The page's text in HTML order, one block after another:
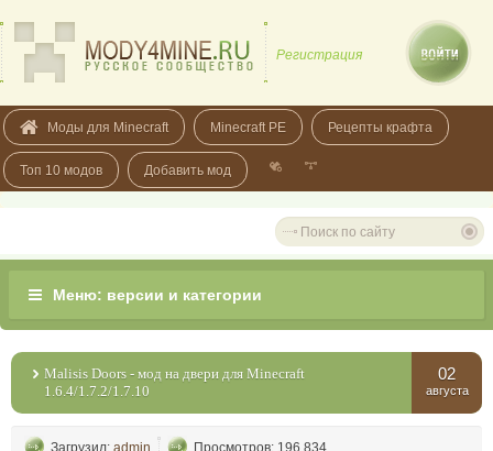
Регистрация
Моды для Minecraft Minecraft PE Рецепты крафта
Топ 10 модов Добавить мод
Malisis Doors - мод на двери для Minecraft
1.6.4/1.7.2/1.7.10
02
августа
Загрузил: admin Просмотров: 196 834